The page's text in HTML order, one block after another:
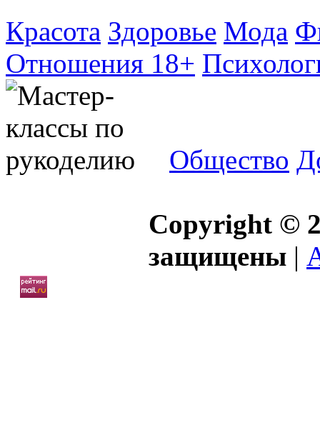
Красота Здоровье Мода
Отношения 18+
Общество
Copyright ©
защищены |